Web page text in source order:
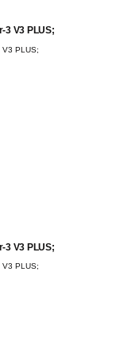
3 V3 PLUS;
V3 PLUS;
3 V3 PLUS;
V3 PLUS;